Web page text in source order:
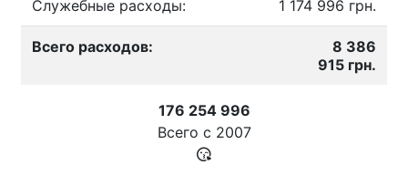
Служебные расходы: 1 174 996 грн.
Всего расходов:
8 386
915 грн.
176 254 996
Всего с 2007